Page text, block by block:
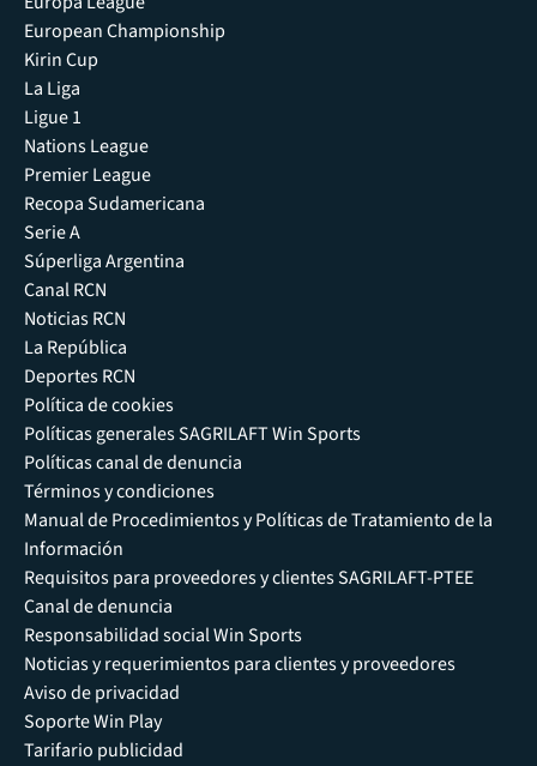
European Championship
Kirin Cup
La Liga
Ligue 1
Nations League
Premier League
Recopa Sudamericana
Serie A
Súperliga Argentina
Canal RCN
Noticias RCN
La República
Deportes RCN
Política de cookies
Políticas generales SAGRILAFT Win Sports
Políticas canal de denuncia
Términos y condiciones
Manual de Procedimientos y Políticas de Tratamiento de la
Información
Requisitos para proveedores y clientes SAGRILAFT-PTEE
Canal de denuncia
Responsabilidad social Win Sports
Noticias y requerimientos para clientes y proveedores
Aviso de privacidad
Soporte Win Play
Tarifario publicidad